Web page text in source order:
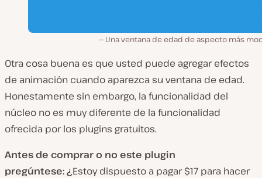
Una ventana de edad de aspecto más
Otra cosa buena es que usted puede agregar efectos
de animación cuando aparezca su ventana de edad.
Honestamente sin embargo, la funcionalidad del
núcleo no es muy diferente de la funcionalidad
ofrecida por los plugins gratuitos.
Antes de comprar o no este plugin
pregúntese: ¿Estoy dispuesto a pagar $17 para hacer